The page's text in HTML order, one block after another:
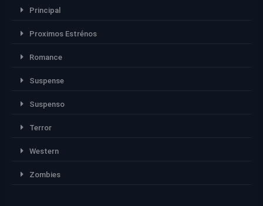
Principal
Proximos Estrénos
Romance
Suspense
Suspenso
Terror
Western
Zombies